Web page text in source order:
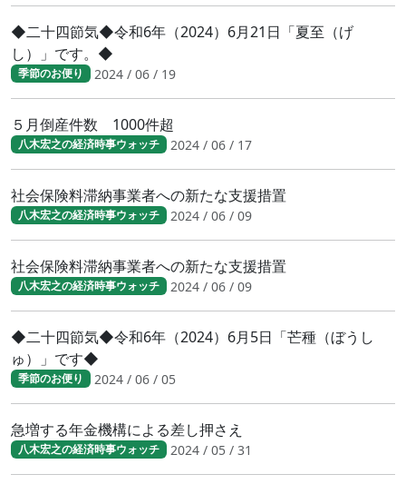
◆二十四節気◆令和6年（2024）6月21日「夏至（げ
し）」です。◆
季節のお便り 2024 / 06 / 19
５月倒産件数 1000件超
八木宏之の経済時事ウォッチ 2024 / 06 / 17
社会保険料滞納事業者への新たな支援措置
八木宏之の経済時事ウォッチ 2024 / 06 / 09
社会保険料滞納事業者への新たな支援措置
八木宏之の経済時事ウォッチ 2024 / 06 / 09
◆二十四節気◆令和6年（2024）6月5日「芒種（ぼうし
ゅ）」です◆
季節のお便り 2024 / 06 / 05
急増する年金機構による差し押さえ
八木宏之の経済時事ウォッチ 2024 / 05 / 31